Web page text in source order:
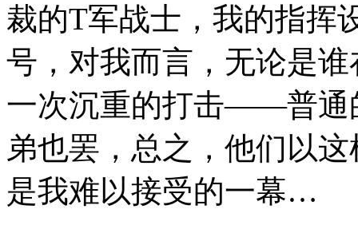
裁的T军战士，我的指挥
号，对我而言，无论是
一次沉重的打击——普通
弟也罢，总之，他们以
是我难以接受的一幕…